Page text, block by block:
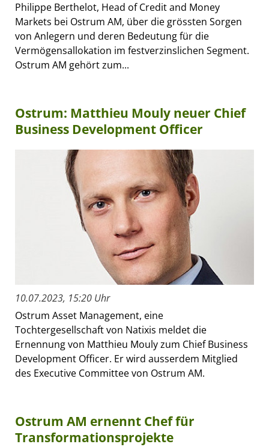
Philippe Berthelot, Head of Credit and Money
Markets bei Ostrum AM, über die grössten Sorgen
von Anlegern und deren Bedeutung für die
Vermögensallokation im festverzinslichen Segment.
Ostrum AM gehört zum...
Ostrum: Matthieu Mouly neuer Chief
Business Development Officer
10.07.2023, 15:20 Uhr
Ostrum Asset Management, eine
Tochtergesellschaft von Natixis meldet die
Ernennung von Matthieu Mouly zum Chief Business
Development Officer. Er wird ausserdem Mitglied
des Executive Committee von Ostrum AM.
Ostrum AM ernennt Chef für
Transformationsprojekte